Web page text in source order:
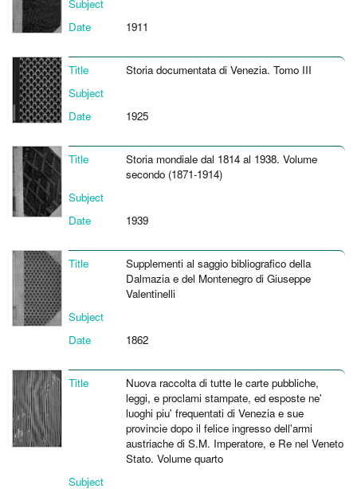
Subject
Date
1911
Title
Storia documentata di Venezia. Tomo III
Subject
Date
1925
Title
Storia mondiale dal 1814 al 1938. Volume
secondo (1871-1914)
Subject
Date
1939
Title
Supplementi al saggio bibliografico della
Dalmazia e del Montenegro di Giuseppe
Valentinelli
Subject
Date
1862
Title
Nuova raccolta di tutte le carte pubbliche,
leggi, e proclami stampate, ed esposte ne'
luoghi piu' frequentati di Venezia e sue
provincie dopo il felice ingresso dell'armi
austriache di S.M. Imperatore, e Re nel Veneto
Stato. Volume quarto
Subject